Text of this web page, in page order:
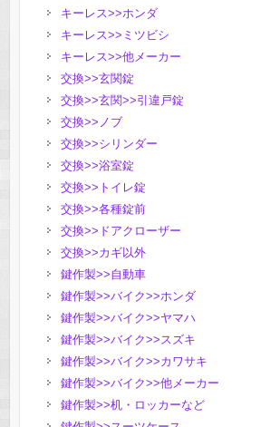
キーレス>>ホンダ
キーレス>>ミツビシ
キーレス>>他メーカー
交換>>玄関錠
交換>>玄関>>引違戸錠
交換>>ノブ
交換>>シリンダー
交換>>浴室錠
交換>>トイレ錠
交換>>各種錠前
交換>>ドアクローザー
交換>>カギ以外
鍵作製>>自動車
鍵作製>>バイク>>ホンダ
鍵作製>>バイク>>ヤマハ
鍵作製>>バイク>>スズキ
鍵作製>>バイク>>カワサキ
鍵作製>>バイク>>他メーカー
鍵作製>>机・ロッカーなど